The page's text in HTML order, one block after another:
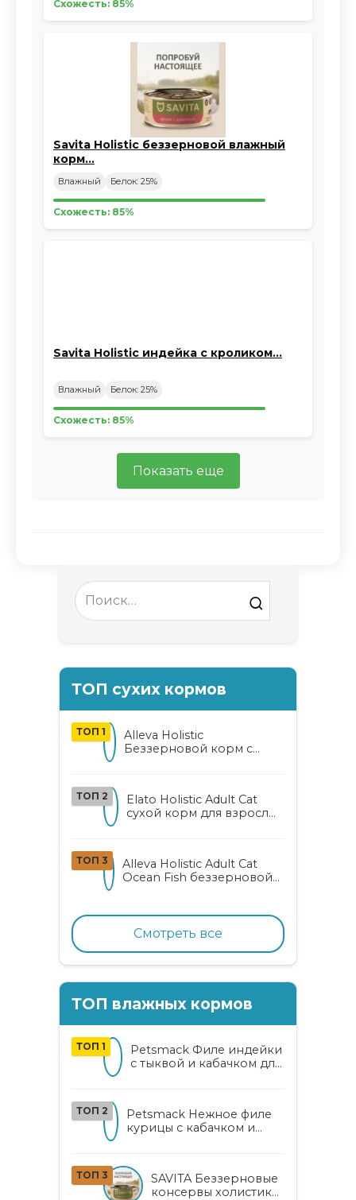
Схожесть: 85%
Savita Holistic беззерновой влажный
корм…
Влажный Белок: 25%
Схожесть: 85%
Savita Holistic индейка с кроликом…
Влажный Белок: 25%
Схожесть: 85%
Показать еще
Search
for:
ТОП сухих кормов
ТОП 1
Alleva Holistic
Беззерновой корм с
ТОП 2
Elato Holistic Adult Cat
сухой корм для взрослых
ТОП 3
Alleva Holistic Adult Cat
Ocean Fish беззерновой
рыбой, коноплей и алоэ
вера
Смотреть все
ТОП влажных кормов
ТОП 1
Petsmack Филе индейки
с тыквой и кабачком для
ТОП 2
Petsmack Нежное филе
курицы с кабачком и
ТОП 3
SAVITA Беззерновые
консервы холистик